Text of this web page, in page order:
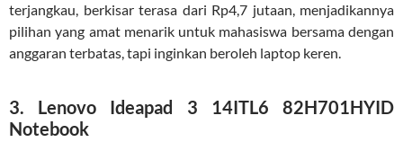
terjangkau, berkisar terasa dari Rp4,7 jutaan, menjadikannya
pilihan yang amat menarik untuk mahasiswa bersama dengan
anggaran terbatas, tapi inginkan beroleh laptop keren.
3. Lenovo Ideapad 3 14ITL6 82H701HYID
Notebook